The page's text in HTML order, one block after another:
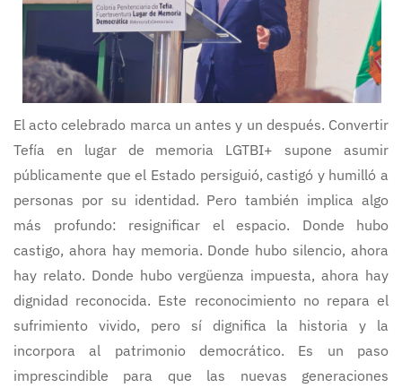
El acto celebrado marca un antes y un después. Convertir
Tefía en lugar de memoria LGTBI+ supone asumir
públicamente que el Estado persiguió, castigó y humilló a
personas por su identidad. Pero también implica algo
más profundo: resignificar el espacio. Donde hubo
castigo, ahora hay memoria. Donde hubo silencio, ahora
hay relato. Donde hubo vergüenza impuesta, ahora hay
dignidad reconocida. Este reconocimiento no repara el
sufrimiento vivido, pero sí dignifica la historia y la
incorpora al patrimonio democrático. Es un paso
imprescindible para que las nuevas generaciones